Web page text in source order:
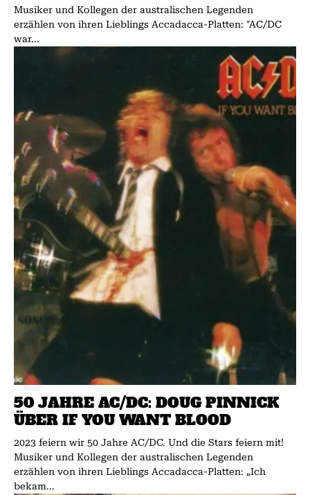
Musiker und Kollegen der australischen Legenden
erzählen von ihren Lieblings Accadacca-Platten: "AC/DC
war...
50 JAHRE AC/DC: DOUG PINNICK
ÜBER IF YOU WANT BLOOD
2023 feiern wir 50 Jahre AC/DC. Und die Stars feiern mit!
Musiker und Kollegen der australischen Legenden
erzählen von ihren Lieblings Accadacca-Platten: „Ich
bekam...